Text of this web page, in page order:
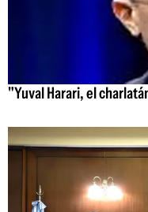
"Yuval Harari, el